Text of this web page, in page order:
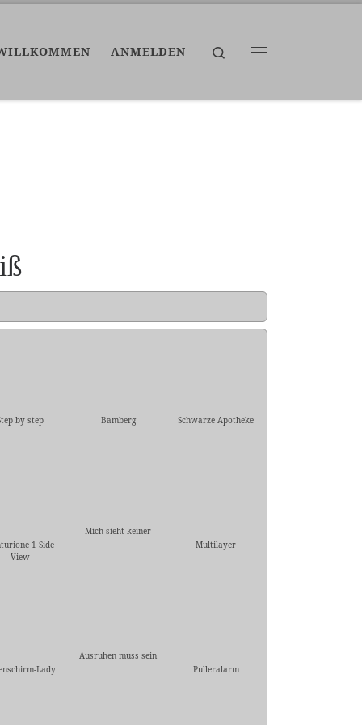
ANMELDEN
Search
by step Bamberg Schwarze Apotheke
1 Side
View
Mich sieht keiner
Multilayer
Lady
Ausruhen muss sein
Pulleralarm